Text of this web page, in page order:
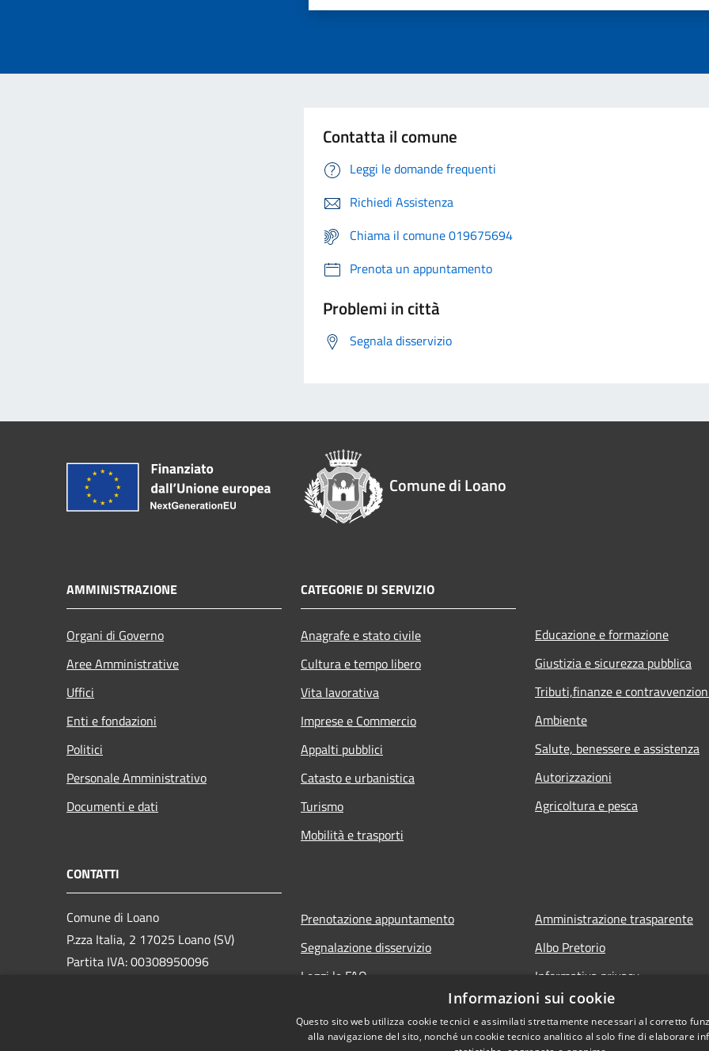
Contatta il comune
Leggi le domande frequenti
Richiedi Assistenza
Chiama il comune 019675694
Prenota un appuntamento
Problemi in città
Segnala disservizio
Comune di Loano
AMMINISTRAZIONE
Organi di Governo
Aree Amministrative
Uffici
Enti e fondazioni
Politici
Personale Amministrativo
Documenti e dati
CATEGORIE DI SERVIZIO
Anagrafe e stato civile
Cultura e tempo libero
Vita lavorativa
Imprese e Commercio
Appalti pubblici
Catasto e urbanistica
Turismo
Mobilità e trasporti
Educazione e formazione
Giustizia e sicurezza pubblica
Tributi,finanze e
Ambiente
Salute, benessere e assistenza
Autorizzazioni
Agricoltura e pesca
CONTATTI
Comune di Loano
P.zza Italia, 2 17025 Loano (SV)
Partita IVA: 00308950096
Prenotazione appuntamento
Segnalazione disservizio
Leggi le FAQ
Amministrazione trasparente
Albo Pretorio
Informativa privacy
Note legali
Dichiarazione di accessibilità
Informazioni sui cookie
Questo sito web utilizza cookie tecnici e assimilati strettamente necessari al corretto
alla navigazione del sito, nonché un cookie tecnico analitico al solo fine di elaborare